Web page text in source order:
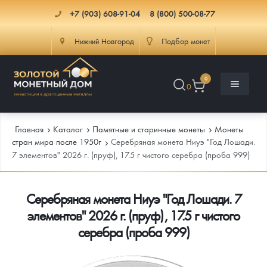
+7 (903) 608-91-04 8 (800) 500-08-77
Нижний Новгород Подбор монет
0
0
Каталог
Каталог Монет
Инвестиционные монеты
Инфо
Как сделать заказ
Главная Каталог Памятные и старинные монеты
Монеты
стран мира после 1950г
Серебряная монета Ниуэ "Год Лошади.
7 элементов" 2026 г. (пруф), 17.5 г чистого серебра (проба 999)
Серебряная монета Ниуэ "Год Лошади. 7
элементов" 2026 г. (пруф), 17.5 г чистого
серебра (проба 999)